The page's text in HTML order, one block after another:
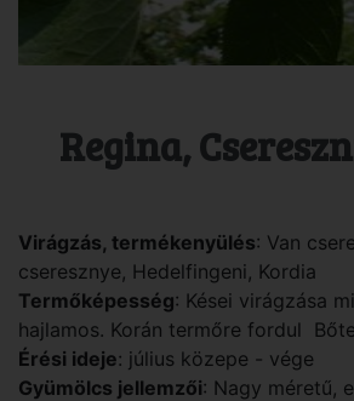
Regina,
Virágzás, termékenyülés: Van
cseresznye, Hedelfingeni, Kordia
Termőképesség: Kései virágzása
hajlamos. Korán termőre fordul
Érési ideje: július közepe - vége
Gyümölcs jellemzői: Nagy méretű,